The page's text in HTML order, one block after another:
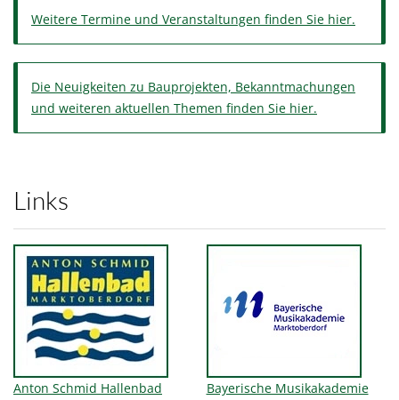
Weitere Termine und Veranstaltungen finden Sie hier.
Die Neuigkeiten zu Bauprojekten, Bekanntmachungen
und weiteren aktuellen Themen finden Sie hier.
Links
Anton Schmid Hallenbad Bayerische Musikakademie